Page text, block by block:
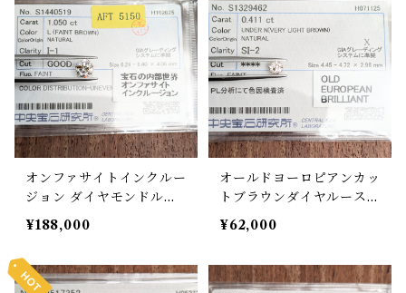
オンファサイトインクルー
ジョン ダイヤモンドルー
ス【1.050ct】PRO20785
9
¥188,000
オールドヨーロピアンカッ
トブラウンダイヤルース
【0.411ct】 PRO207855
¥62,000